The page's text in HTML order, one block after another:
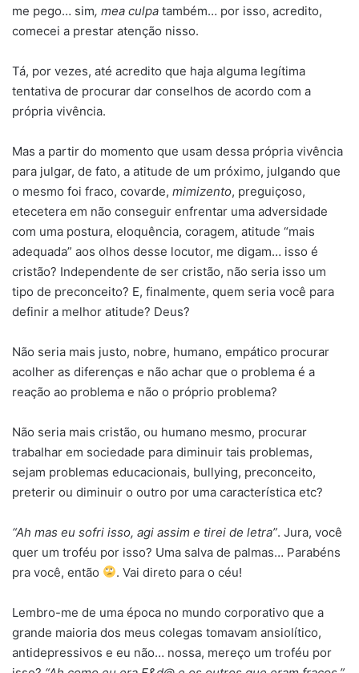
me pego… sim, mea culpa também… por isso, acredito,
comecei a prestar atenção nisso.
Tá, por vezes, até acredito que haja alguma legítima
tentativa de procurar dar conselhos de acordo com a
própria vivência.
Mas a partir do momento que usam dessa própria vivência
para julgar, de fato, a atitude de um próximo, julgando que
o mesmo foi fraco, covarde, mimizento, preguiçoso,
etecetera em não conseguir enfrentar uma adversidade
com uma postura, eloquência, coragem, atitude “mais
adequada” aos olhos desse locutor, me digam… isso é
cristão? Independente de ser cristão, não seria isso um
tipo de preconceito? E, finalmente, quem seria você para
definir a melhor atitude? Deus?
Não seria mais justo, nobre, humano, empático procurar
acolher as diferenças e não achar que o problema é a
reação ao problema e não o próprio problema?
Não seria mais cristão, ou humano mesmo, procurar
trabalhar em sociedade para diminuir tais problemas,
sejam problemas educacionais, bullying, preconceito,
preterir ou diminuir o outro por uma característica etc?
“Ah mas eu sofri isso, agi assim e tirei de letra”. Jura, você
quer um troféu por isso? Uma salva de palmas… Parabéns
pra você, então
. Vai direto para o céu!
Lembro-me de uma época no mundo corporativo que a
grande maioria dos meus colegas tomavam ansiolítico,
antidepressivos e eu não… nossa, mereço um troféu por